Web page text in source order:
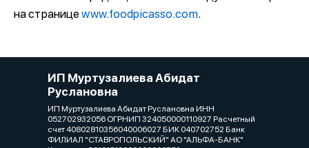
на страницеwww.foodpicasso.com.
ИП Муртузалиева Абидат
Руслановна
ИП Муртузалиева Абидат Руслановна ИНН
052702932056 ОГРНИП 324050000110927 Расчетный
счет 40802810356040006027 БИК 040702752 Банк
ФИЛИАЛ "СТАВРОПОЛЬСКИЙ" АО "АЛЬФА-БАНК"